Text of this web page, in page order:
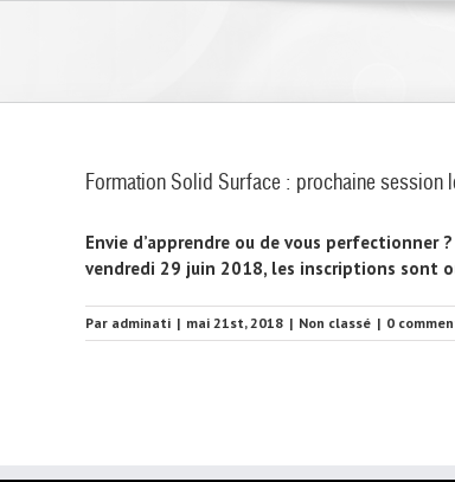
Formation Solid Surface : prochaine session
Envie d’apprendre ou de vous
vendredi 29 juin 2018, les inscriptions
Par adminati | mai 21st, 2018 | Non classé | 0